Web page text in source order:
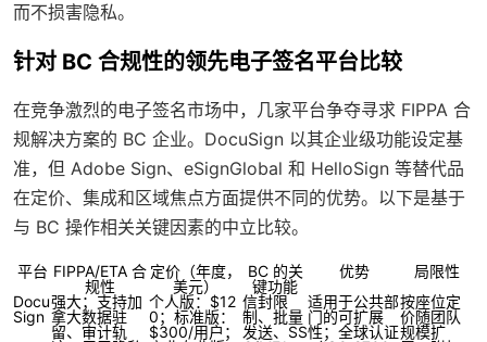
而不损害隐私。
针对 BC 合规性的领先电子签名平台比较
在竞争激烈的电子签名市场中，几家平台争夺寻求 FIPPA 合
规解决方案的 BC 企业。DocuSign 以其企业级功能设定基
准，但 Adobe Sign、eSignGlobal 和 HelloSign 等替代品
在定价、集成和区域焦点方面提供不同的优势。以下是基于
与 BC 操作相关关键因素的中立比较。
平台 FIPPA/ETA 合
规性
定价（年度，
美元）
BC 的关
键功能
优势
局限性
Docu
Sign
强大；支持加
拿大数据驻
留、审计轨
个人版：$12
0；标准版：
$300/用户；
信封限
制、批量
发送、SS
适用于公共部
门的可扩展
性；全球认证
按座位定
价随团队
规模扩